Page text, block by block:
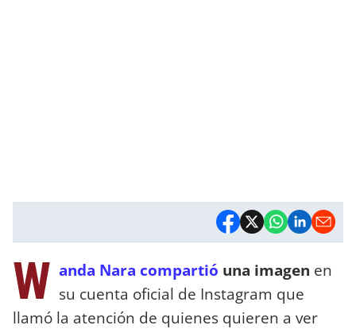
W anda Nara compartió una imagen en
su cuenta oficial de Instagram que
llamó la atención de quienes quieren a ver